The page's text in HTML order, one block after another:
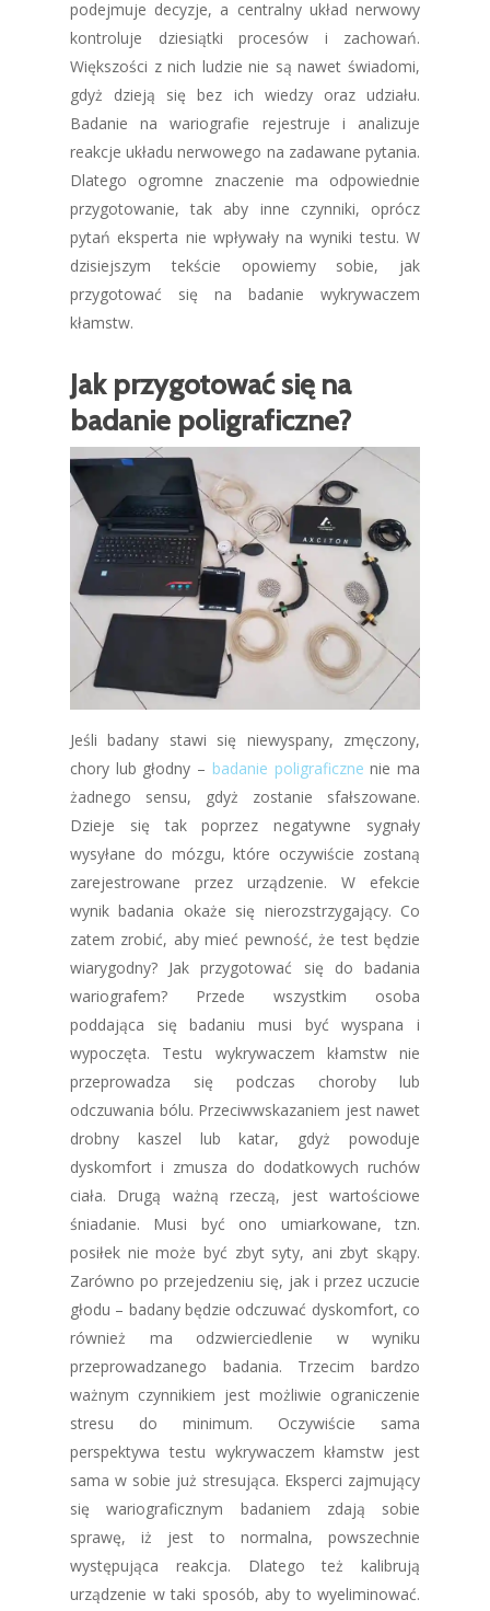
podejmuje decyzje, a centralny układ nerwowy
kontroluje dziesiątki procesów i zachowań.
Większości z nich ludzie nie są nawet świadomi,
gdyż dzieją się bez ich wiedzy oraz udziału.
Badanie na wariografie rejestruje i analizuje
reakcje układu nerwowego na zadawane pytania.
Dlatego ogromne znaczenie ma odpowiednie
przygotowanie, tak aby inne czynniki, oprócz
pytań eksperta nie wpływały na wyniki testu. W
dzisiejszym tekście opowiemy sobie, jak
przygotować się na badanie wykrywaczem
kłamstw.
Jak przygotować się na
badanie poligraficzne?
Jeśli badany stawi się niewyspany, zmęczony,
chory lub głodny – badanie poligraficzne nie ma
żadnego sensu, gdyż zostanie sfałszowane.
Dzieje się tak poprzez negatywne sygnały
wysyłane do mózgu, które oczywiście zostaną
zarejestrowane przez urządzenie. W efekcie
wynik badania okaże się nierozstrzygający. Co
zatem zrobić, aby mieć pewność, że test będzie
wiarygodny? Jak przygotować się do badania
wariografem? Przede wszystkim osoba
poddająca się badaniu musi być wyspana i
wypoczęta. Testu wykrywaczem kłamstw nie
przeprowadza się podczas choroby lub
odczuwania bólu. Przeciwwskazaniem jest nawet
drobny kaszel lub katar, gdyż powoduje
dyskomfort i zmusza do dodatkowych ruchów
ciała. Drugą ważną rzeczą, jest wartościowe
śniadanie. Musi być ono umiarkowane, tzn.
posiłek nie może być zbyt syty, ani zbyt skąpy.
Zarówno po przejedzeniu się, jak i przez uczucie
głodu – badany będzie odczuwać dyskomfort, co
również ma odzwierciedlenie w wyniku
przeprowadzanego badania. Trzecim bardzo
ważnym czynnikiem jest możliwie ograniczenie
stresu do minimum. Oczywiście sama
perspektywa testu wykrywaczem kłamstw jest
sama w sobie już stresująca. Eksperci zajmujący
się wariograficznym badaniem zdają sobie
sprawę, iż jest to normalna, powszechnie
występująca reakcja. Dlatego też kalibrują
urządzenie w taki sposób, aby to wyeliminować.